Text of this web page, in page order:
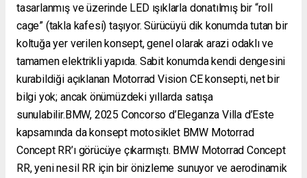
tasarlanmış ve üzerinde LED ışıklarla donatılmış bir “roll
cage” (takla kafesi) taşıyor. Sürücüyü dik konumda tutan bir
koltuğa yer verilen konsept, genel olarak arazi odaklı ve
tamamen elektrikli yapıda. Sabit konumda kendi dengesini
kurabildiği açıklanan Motorrad Vision CE konsepti, net bir
bilgi yok; ancak önümüzdeki yıllarda satışa
sunulabilir.BMW, 2025 Concorso d’Eleganza Villa d’Este
kapsamında da konsept motosiklet BMW Motorrad
Concept RR’ı görücüye çıkarmıştı. BMW Motorrad Concept
RR, yeni nesil RR için bir önizleme sunuyor ve aerodinamik